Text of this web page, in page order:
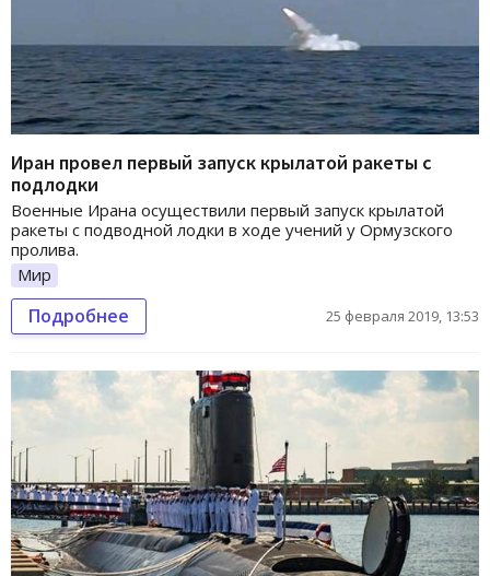
Иран провел первый запуск крылатой ракеты с
подлодки
Военные Ирана осуществили первый запуск крылатой
ракеты с подводной лодки в ходе учений у Ормузского
пролива.
Мир
Подробнее 25 февраля 2019, 13:53